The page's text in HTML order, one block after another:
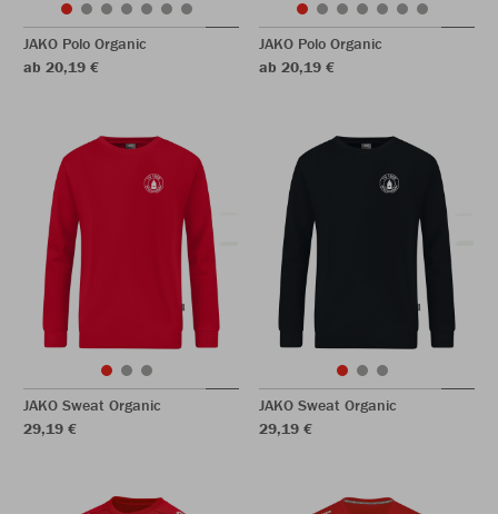
JAKO Polo Organic
ab 20,19 €
JAKO Polo Organic
ab 20,19 €
JAKO Sweat Organic
29,19 €
JAKO Sweat Organic
29,19 €